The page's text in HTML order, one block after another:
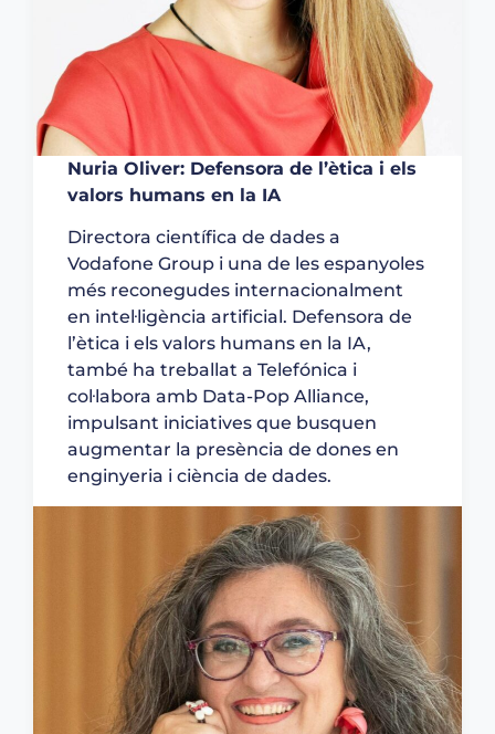
Nuria Oliver: Defensora de l’ètica i els
valors humans en la IA
Directora científica de dades a
Vodafone Group i una de les espanyoles
més reconegudes internacionalment
en intel·ligència artificial. Defensora de
l’ètica i els valors humans en la IA,
també ha treballat a Telefónica i
col·labora amb Data-Pop Alliance,
impulsant iniciatives que busquen
augmentar la presència de dones en
enginyeria i ciència de dades.